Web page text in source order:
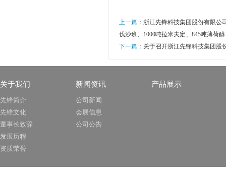
上一篇： 浙江先锋科技集团股份有限公
伐沙班、1000吨拉米夫定、845吨薄荷
下一篇： 关于召开浙江先锋科技集团股
关于我们
先锋简介
先锋文化
董事长致辞
发展历程
资质荣誉
新闻资讯
公司新闻
会展信息
公司公告
产品展示